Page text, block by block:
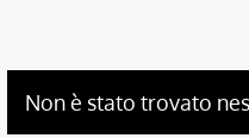
Non è stato trovato